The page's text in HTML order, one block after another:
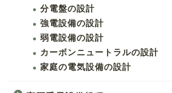
分電盤の設計
強電設備の設計
弱電設備の設計
カーボンニュートラルの設計
家庭の電気設備の設計